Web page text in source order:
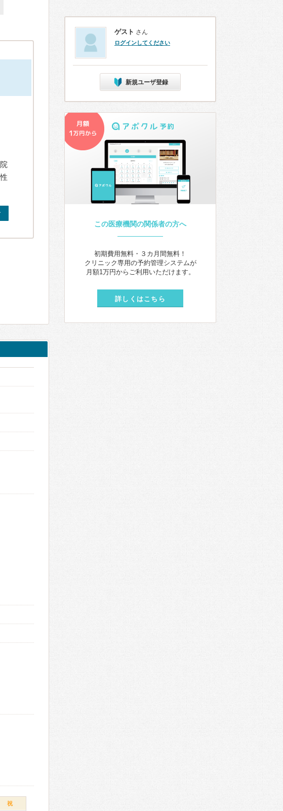
祝
ゲスト さん
ログインしてください
新規ユーザ登録
この医療機関の関係者の方へ
初期費用無料・３カ月間無料！
クリニック専用の予約管理システムが
月額1万円からご利用いただけます。
詳しくはこちら